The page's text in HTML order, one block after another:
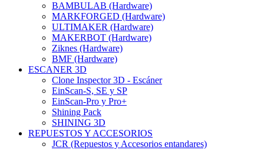
BAMBULAB (Hardware)
MARKFORGED (Hardware)
ULTIMAKER (Hardware)
MAKERBOT (Hardware)
Ziknes (Hardware)
BMF (Hardware)
ESCANER 3D
Clone Inspector 3D - Escáner
EinScan-S, SE y SP
EinScan-Pro y Pro+
Shining Pack
SHINING 3D
REPUESTOS Y ACCESORIOS
JCR (Repuestos y Accesorios entandares)